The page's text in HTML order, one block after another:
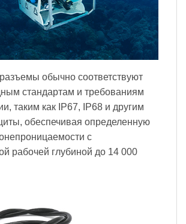
обычно соответствуют
стандартам и требованиям
таким как IP67, IP68 и другим
обеспечивая определенную
с
рабочей глубиной до 14 000